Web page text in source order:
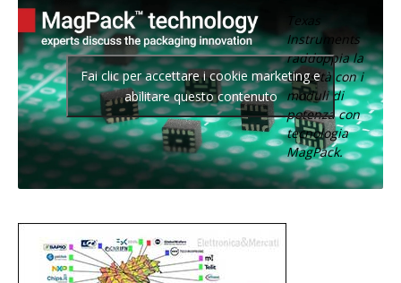
Texas
Instruments
raddoppia la
densità con i
moduli di
potenza con
tecnologia
MagPack.
Fai clic per accettare i cookie marketing e
abilitare questo contenuto